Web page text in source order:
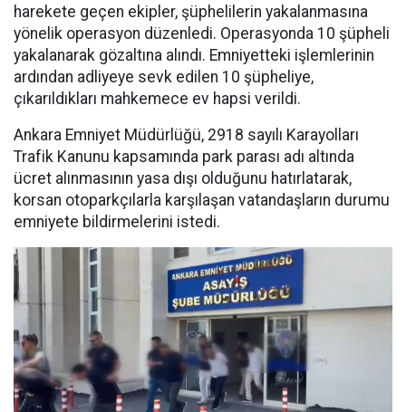
harekete geçen ekipler, şüphelilerin yakalanmasına
yönelik operasyon düzenledi. Operasyonda 10 şüpheli
yakalanarak gözaltına alındı. Emniyetteki işlemlerinin
ardından adliyeye sevk edilen 10 şüpheliye,
çıkarıldıkları mahkemece ev hapsi verildi.
Ankara Emniyet Müdürlüğü, 2918 sayılı Karayolları
Trafik Kanunu kapsamında park parası adı altında
ücret alınmasının yasa dışı olduğunu hatırlatarak,
korsan otoparkçılarla karşılaşan vatandaşların durumu
emniyete bildirmelerini istedi.